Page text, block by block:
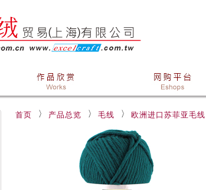
首页 产品总览 毛线 欧洲进口苏菲亚毛线